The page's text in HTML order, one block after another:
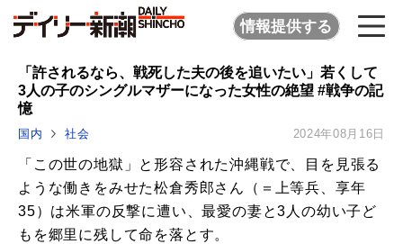
情報提供する
「許されるなら、戦死した夫の後を追いたい」若くして
3人の子のシングルマザーになった女性の絶望 #戦争の記
憶
国内 社会 2024年08月16日
「この世の地獄」と形容された沖縄戦で、目を見張る
ような働きをみせた松倉秀郎さん（＝上等兵、享年
35）は米軍の反撃に遭い、最愛の妻と3人の幼い子ど
もを郷里に残して命を落とす。